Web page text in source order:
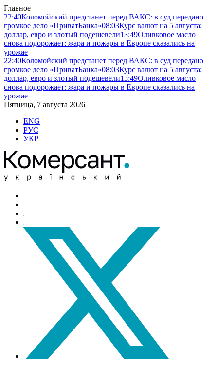
Главное
22:40Коломойский предстанет перед ВАКС: в суд передано
громкое дело «ПриватБанка»08:03Курс валют на 5 августа:
доллар, евро и злотый подешевели13:49Оливковое масло
снова подорожает: жара и пожары в Европе сказались на
урожае
22:40Коломойский предстанет перед ВАКС: в суд передано
громкое дело «ПриватБанка»08:03Курс валют на 5 августа:
доллар, евро и злотый подешевели13:49Оливковое масло
снова подорожает: жара и пожары в Европе сказались на
урожае
Пятница, 7 августа 2026
ENG
РУС
УКР